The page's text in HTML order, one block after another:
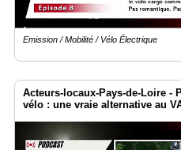
Emission / Mobilité / Vélo Électrique
Acteurs-locaux-Pays-de-Loire -
vélo : une vraie alternative au